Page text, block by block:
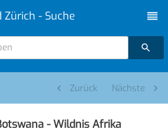
- Suche
Zurück Nächste
- Wildnis Afrika